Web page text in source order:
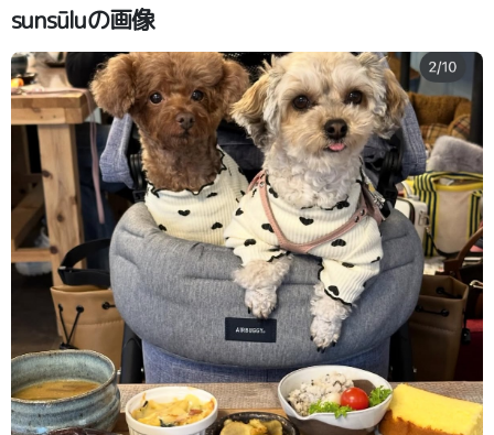
sunsūluの画像